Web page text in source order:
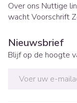
Over ons Nuttige
wachtVoorschrift
Nieuwsbrief
Blijf op de hoogte